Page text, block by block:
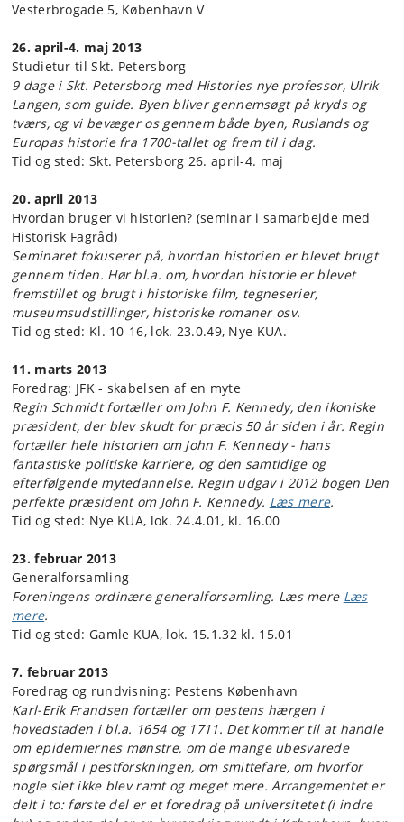
Vesterbrogade 5, København V
26. april-4. maj 2013
Studietur til Skt. Petersborg
9 dage i Skt. Petersborg med Histories nye professor, Ulrik
Langen, som guide. Byen bliver gennemsøgt på kryds og
tværs, og vi bevæger os gennem både byen, Ruslands og
Europas historie fra 1700-tallet og frem til i dag.
Tid og sted: Skt. Petersborg 26. april-4. maj
20. april 2013
Hvordan bruger vi historien? (seminar i samarbejde med
Historisk Fagråd)
Seminaret fokuserer på, hvordan historien er blevet brugt
gennem tiden. Hør bl.a. om, hvordan historie er blevet
fremstillet og brugt i historiske film, tegneserier,
museumsudstillinger, historiske romaner osv.
Tid og sted: Kl. 10-16, lok. 23.0.49, Nye KUA.
11. marts 2013
Foredrag: JFK - skabelsen af en myte
Regin Schmidt fortæller om John F. Kennedy, den ikoniske
præsident, der blev skudt for præcis 50 år siden i år. Regin
fortæller hele historien om John F. Kennedy - hans
fantastiske politiske karriere, og den samtidige og
efterfølgende mytedannelse. Regin udgav i 2012 bogen Den
perfekte præsident om John F. Kennedy. Læs mere.
Tid og sted: Nye KUA, lok. 24.4.01, kl. 16.00
23. februar 2013
Generalforsamling
Foreningens ordinære generalforsamling. Læs mere Læs
mere.
Tid og sted: Gamle KUA, lok. 15.1.32 kl. 15.01
7. februar 2013
Foredrag og rundvisning: Pestens København
Karl-Erik Frandsen fortæller om pestens hærgen i
hovedstaden i bl.a. 1654 og 1711. Det kommer til at handle
om epidemiernes mønstre, om de mange ubesvarede
spørgsmål i pestforskningen, om smittefare, om hvorfor
nogle slet ikke blev ramt og meget mere. Arrangementet er
delt i to: første del er et foredrag på universitetet (i indre